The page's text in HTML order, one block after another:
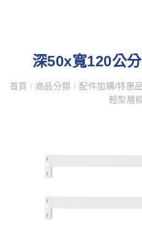
深50x寬120公
首頁/ 商品分類/ 配件加購/特惠
輕型層